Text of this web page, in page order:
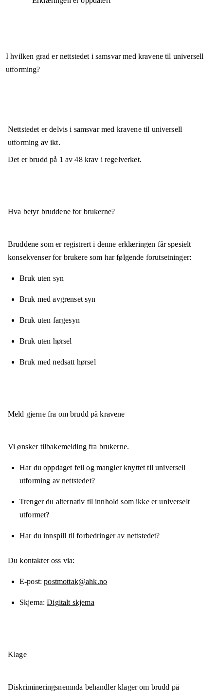
I hvilken grad er nettstedet i samsvar med kravene til universell
utforming?
Nettstedet erdelvis i samsvarmed kravene til universell
utforming av ikt.
Det er brudd på 1 av48krav i regelverket.
Hva betyr bruddene for brukerne?
Bruddene som er registrert i denne erklæringen får spesielt
konsekvenser for brukere som har følgende forutsetninger:
Bruk uten syn
Bruk med avgrenset syn
Bruk uten fargesyn
Bruk uten hørsel
Bruk med nedsatt hørsel
Meld gjerne fra om brudd på kravene
Vi ønsker tilbakemelding fra brukerne.
Har du oppdaget feil og mangler knyttet til universell
utforming av nettstedet?
Trenger du alternativ til innhold som ikke er universelt
utformet?
Har du innspill til forbedringer av nettstedet?
Du kontakter oss via:
E-post postmottak@ahk.no
Skjema Digitalt skjema
Klage
Diskrimineringsnemnda behandler klager om brudd på